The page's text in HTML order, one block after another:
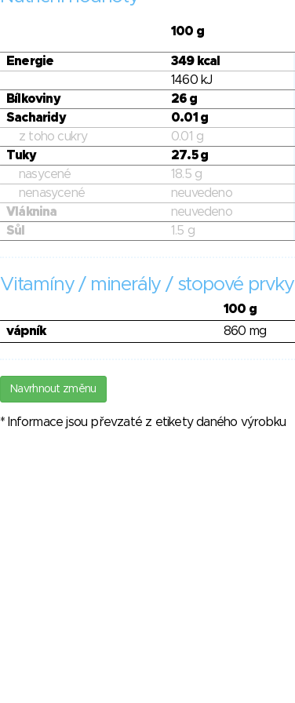
100 g
Energie 349 kcal
1460 kJ
Bílkoviny
26 g
Sacharidy
0.01 g
z toho cukry
0.01 g
Tuky
27.5 g
nasycené
18.5 g
nenasycené
neuvedeno
Vláknina
neuvedeno
Sůl
1.5 g
Vitamíny / minerály / stopové prvky
100 g
vápník
860 mg
Navrhnout změnu
* Informace jsou převzaté z etikety daného výrobku